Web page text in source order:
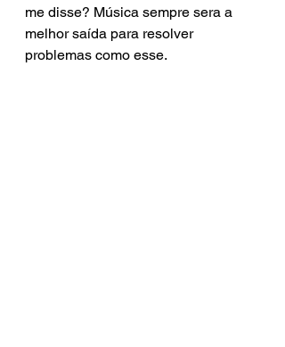
me disse? Música sempre sera a
melhor saída para resolver
problemas como esse.